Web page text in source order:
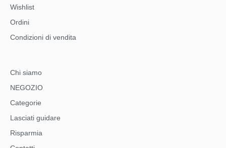
Wishlist
Ordini
Condizioni di vendita
Chi siamo
NEGOZIO
Categorie
Lasciati guidare
Risparmia